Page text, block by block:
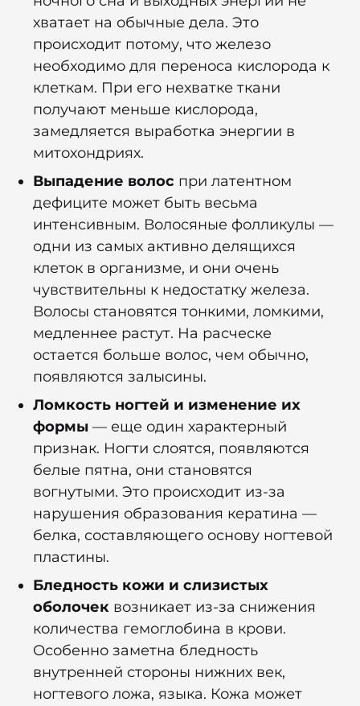
хватает на обычные дела. Это
происходит потому, что железо
необходимо для переноса кислорода к
клеткам. При его нехватке ткани
получают меньше кислорода,
замедляется выработка энергии в
митохондриях.
Выпадение волос при латентном
дефиците может быть весьма
интенсивным. Волосяные фолликулы —
одни из самых активно делящихся
клеток в организме, и они очень
чувствительны к недостатку железа.
Волосы становятся тонкими, ломкими,
медленнее растут. На расческе
остается больше волос, чем обычно,
появляются залысины.
Ломкость ногтей и изменение их
формы — еще один характерный
признак. Ногти слоятся, появляются
белые пятна, они становятся
вогнутыми. Это происходит из-за
нарушения образования кератина —
белка, составляющего основу ногтевой
пластины.
Бледность кожи и слизистых
оболочек возникает из-за снижения
количества гемоглобина в крови.
Особенно заметна бледность
внутренней стороны нижних век,
ногтевого ложа, языка. Кожа может